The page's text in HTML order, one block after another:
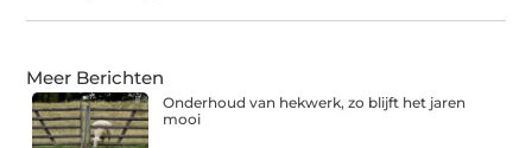
Meer Berichten
Onderhoud van hekwerk, zo blijft het jaren
mooi